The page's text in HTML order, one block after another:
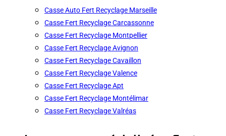
Casse Auto Fert Recyclage Marseille
Casse Fert Recyclage Carcassonne
Casse Fert Recyclage Montpellier
Casse Fert Recyclage Avignon
Casse Fert Recyclage Cavaillon
Casse Fert Recyclage Valence
Casse Fert Recyclage Apt
Casse Fert Recyclage Montélimar
Casse Fert Recyclage Valréas